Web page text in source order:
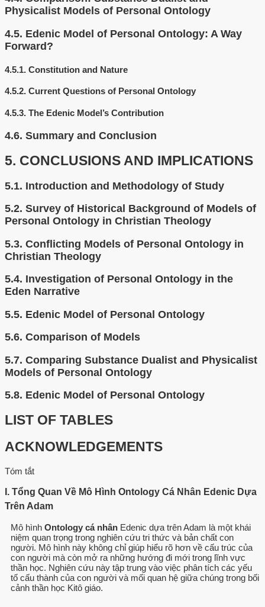
Physicalist Models of Personal Ontology
4.5. Edenic Model of Personal Ontology: A Way
Forward?
4.5.1. Constitution and Nature
4.5.2. Current Questions of Personal Ontology
4.5.3. The Edenic Model’s Contribution
4.6. Summary and Conclusion
5. CONCLUSIONS AND IMPLICATIONS
5.1. Introduction and Methodology of Study
5.2. Survey of Historical Background of Models of
Personal Ontology in Christian Theology
5.3. Conflicting Models of Personal Ontology in
Christian Theology
5.4. Investigation of Personal Ontology in the
Eden Narrative
5.5. Edenic Model of Personal Ontology
5.6. Comparison of Models
5.7. Comparing Substance Dualist and Physicalist
Models of Personal Ontology
5.8. Edenic Model of Personal Ontology
LIST OF TABLES
ACKNOWLEDGEMENTS
Tóm tắt
I. Tổng Quan Về Mô Hình Ontology Cá Nhân Edenic Dựa
Trên Adam
Mô hình Ontology cá nhân Edenic dựa trên Adam là một khái
niệm quan trọng trong nghiên cứu tri thức và bản chất con
người. Mô hình này không chỉ giúp hiểu rõ hơn về cấu trúc của
con người mà còn mở ra những hướng đi mới trong lĩnh vực
thần học. Nghiên cứu này tập trung vào việc phân tích các yếu
tố cấu thành của con người và mối quan hệ giữa chúng trong bối
cảnh thần học Kitô giáo.